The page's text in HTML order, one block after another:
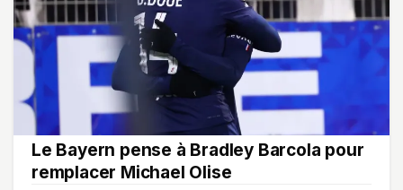
Le Bayern pense à Bradley Barcola pour
remplacer Michael Olise